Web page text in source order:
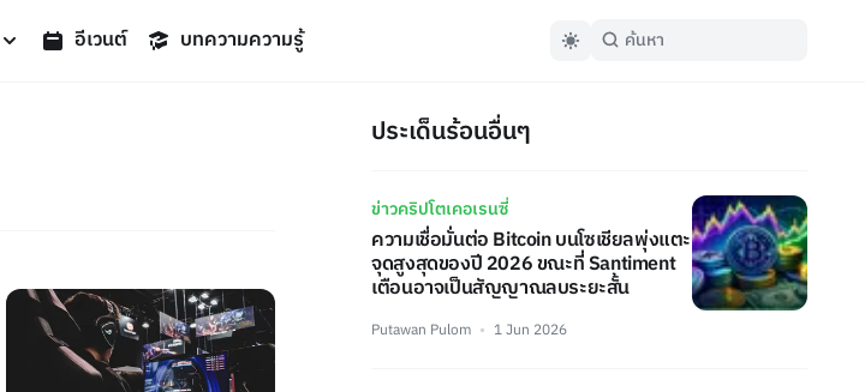
อีเวนต์ บทความความรู้
ประเด็นร้อนอื่นๆ
ข่าวคริปโตเคอเรนซี่
ความเชื่อมั่นต่อ Bitcoin บนโซเชียลพุ่งแตะ
จุดสูงสุดของปี 2026 ขณะที่ Santiment
เตือนอาจเป็นสัญญาณลบระยะสั้น
Putawan Pulom 1 Jun 2026